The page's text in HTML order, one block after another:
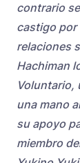
contrario
castigo por
relaciones
Hachiman
Voluntario,
una mano
su apoyo
miembro